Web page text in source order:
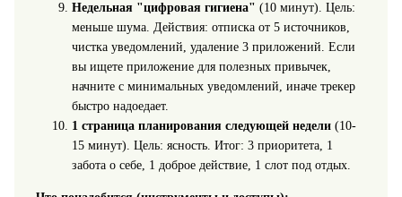
Недельная "цифровая гигиена" (10 минут). Цель:
меньше шума. Действия: отписка от 5 источников,
чистка уведомлений, удаление 3 приложений. Если
вы ищете приложение для полезных привычек,
начните с минимальных уведомлений, иначе трекер
быстро надоедает.
1 страница планирования следующей недели(10-
15 минут). Цель: ясность. Итог: 3 приоритета, 1
забота о себе, 1 доброе действие, 1 слот под отдых.